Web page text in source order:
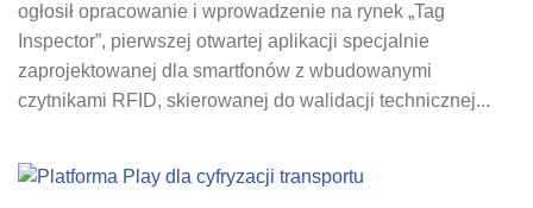
ogłosił opracowanie i wprowadzenie na rynek „Tag
Inspector”, pierwszej otwartej aplikacji specjalnie
zaprojektowanej dla smartfonów z wbudowanymi
czytnikami RFID, skierowanej do walidacji technicznej...